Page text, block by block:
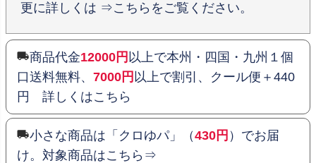
更に詳しくは ⇒こちらをご覧ください。
商品代金12000円 以上で本州・四国・九州１個
口送料無料、 7000円 以上で割引、クール便＋440
円 詳しくはこちら
小さな商品は「クロゆパ」（430円 ）でお届
け。対象商品はこちら⇒